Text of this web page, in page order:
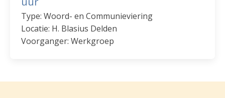
Type: Woord- en Communieviering
Locatie: H. Blasius Delden
Voorganger: Werkgroep